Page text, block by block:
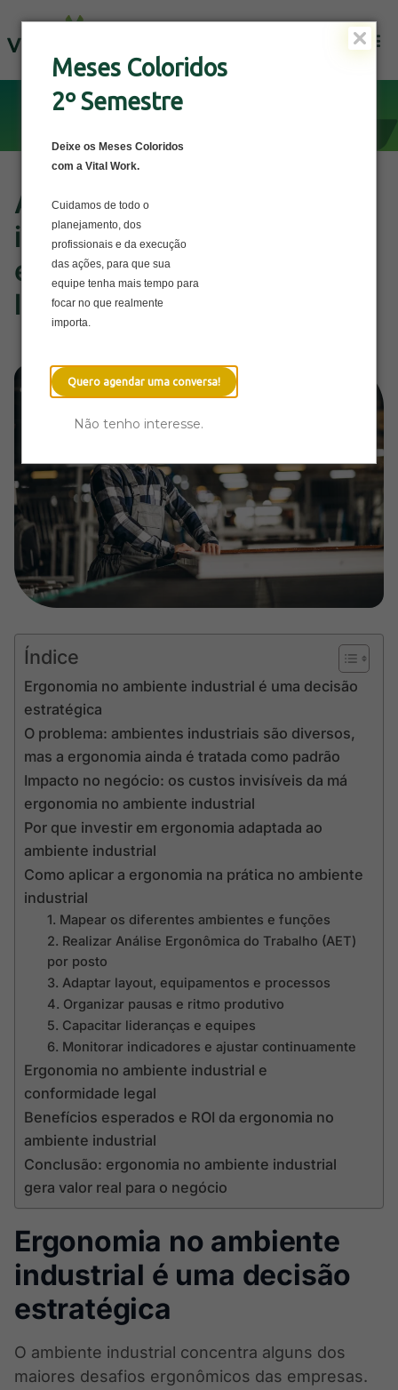
Meses Coloridos
2º Semestre
Deixe os Meses Coloridos
com a Vital Work.
Cuidamos de todo o
planejamento, dos
profissionais e da execução
das ações, para que sua
equipe tenha mais tempo para
focar no que realmente
importa.
Quero agendar uma conversa!
Não tenho interesse.
Ambiente industrial: a
importância de adaptar a
ergonomia aos diferentes
locais de trabalho
Índice
Ergonomia no ambiente industrial é uma decisão
estratégica
O problema: ambientes industriais são diversos,
mas a ergonomia ainda é tratada como padrão
Impacto no negócio: os custos invisíveis da má
ergonomia no ambiente industrial
Por que investir em ergonomia adaptada ao
ambiente industrial
Como aplicar a ergonomia na prática no ambiente
industrial
1. Mapear os diferentes ambientes e funções
2. Realizar Análise Ergonômica do Trabalho (AET)
por posto
3. Adaptar layout, equipamentos e processos
4. Organizar pausas e ritmo produtivo
5. Capacitar lideranças e equipes
6. Monitorar indicadores e ajustar continuamente
Ergonomia no ambiente industrial e
conformidade legal
Benefícios esperados e ROI da ergonomia no
ambiente industrial
Conclusão: ergonomia no ambiente industrial
gera valor real para o negócio
Ergonomia no ambiente
industrial é uma decisão
estratégica
O ambiente industrial concentra alguns dos
maiores desafios ergonômicos das empresas.